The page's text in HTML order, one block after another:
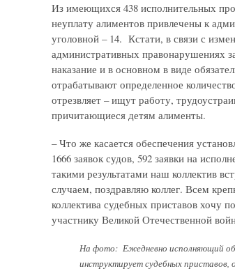
Из имеющихся 438 исполнительных
неуплату алиментов привлечены к
уголовной – 14. Кстати, в связи с
административных правонарушениях
наказание и в основном в виде
отрабатывают определенное
отрезвляет – ищут работу,
причитающиеся детям алименты.
– Что же касается обеспечения
1666 заявок судов, 592 заявки на
такими результатами наш коллектив
случаем, поздравляю коллег. Всем
коллектива судебных приставов хочу
участнику Великой Отечественной
На фото: Ежедневно исполняющий
инструктирует судебных приставов,